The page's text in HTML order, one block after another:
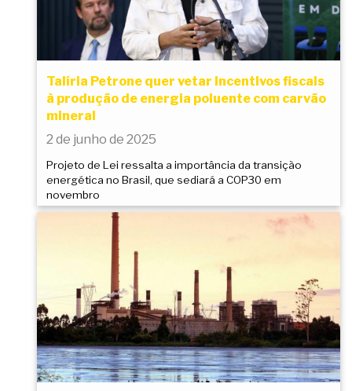
Talíria Petrone quer vetar incentivos fiscais
à produção de energia poluente com carvão
mineral
2 de junho de 2025
Projeto de Lei ressalta a importância da transição
energética no Brasil, que sediará a COP30 em
novembro